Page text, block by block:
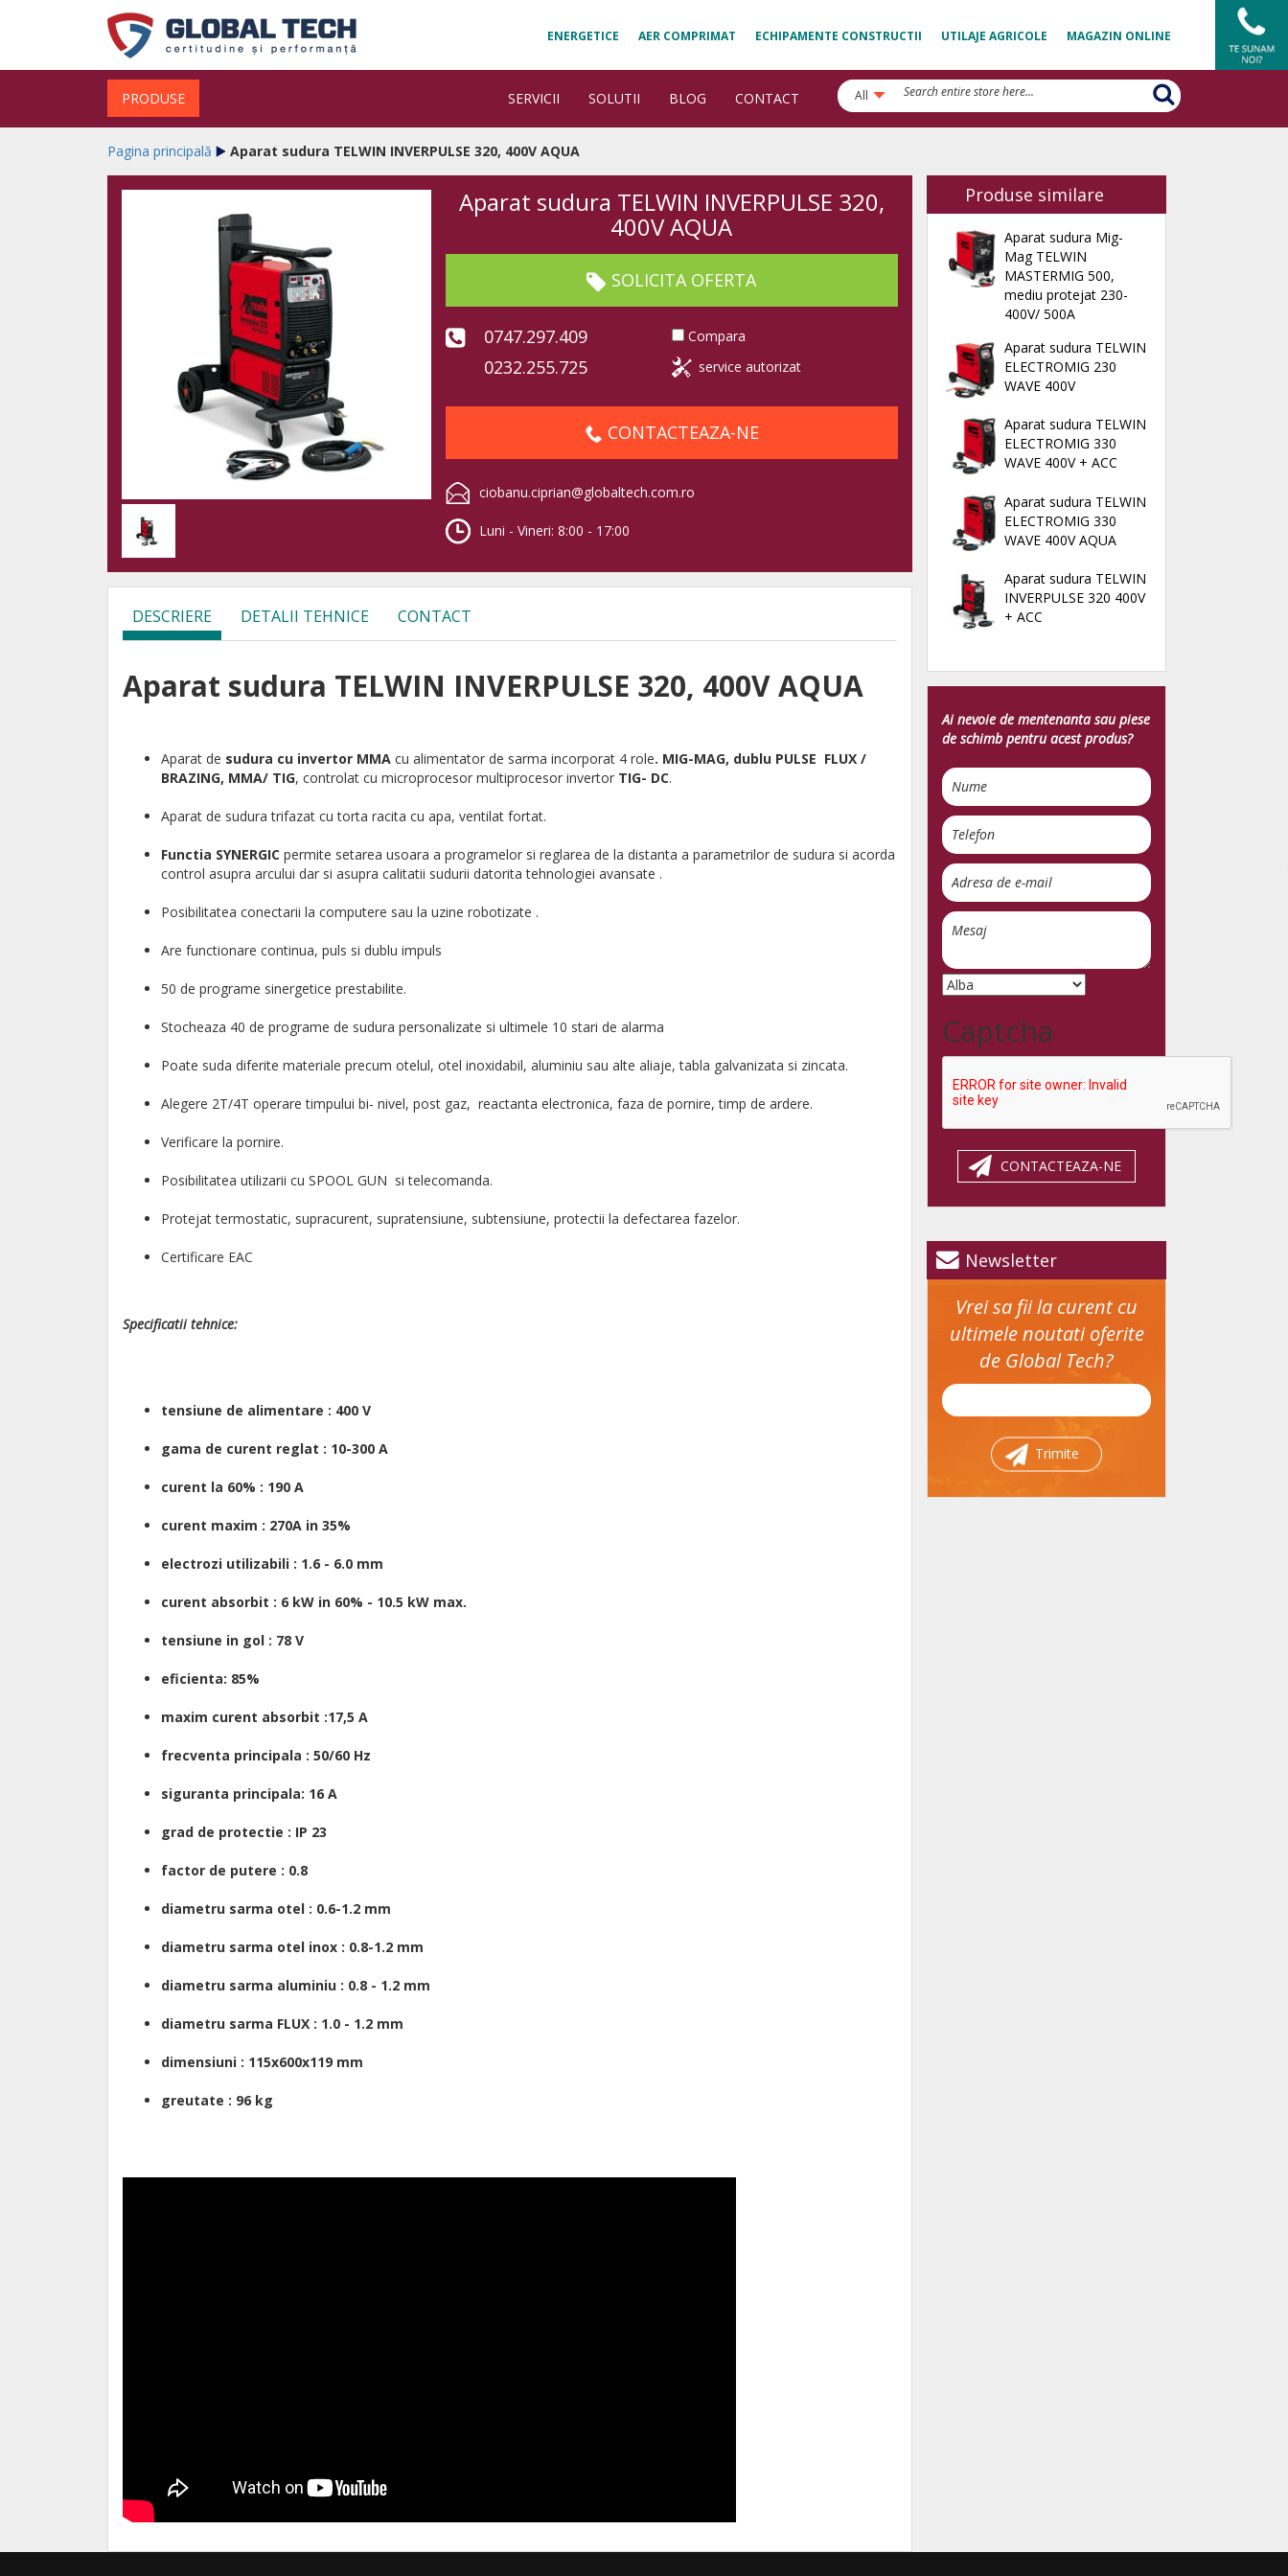
ENERGETICE AER COMPRIMAT ECHIPAMENTE CONSTRUCTII UTILAJE AGRICOLE MAGAZIN ONLINE
PRODUSE SERVICII SOLUTII BLOG CONTACT All
Pagina principală Aparat sudura TELWIN INVERPULSE 320, 400V AQUA
Aparat sudura TELWIN INVERPULSE 320,
400V AQUA
SOLICITA OFERTA
0747.297.409
0232.255.725
Compara
service autorizat
CONTACTEAZA-NE
ciobanu.ciprian@globaltech.com.ro
Luni - Vineri: 8:00 - 17:00
DESCRIERE DETALII TEHNICE CONTACT
Aparat sudura TELWIN INVERPULSE 320, 400V AQUA
Aparat de sudura cu invertor MMA cu alimentator de sarma incorporat 4 role. MIG-MAG, dublu PULSE FLUX /
BRAZING, MMA/ TIG, controlat cu microprocesor multiprocesor invertor TIG- DC.
Aparat de sudura trifazat cu torta racita cu apa, ventilat fortat.
Functia SYNERGIC permite setarea usoara a programelor si reglarea de la distanta a parametrilor de sudura si acorda
control asupra arcului dar si asupra calitatii sudurii datorita tehnologiei avansate .
Posibilitatea conectarii la computere sau la uzine robotizate .
Are functionare continua, puls si dublu impuls
50 de programe sinergetice prestabilite.
Stocheaza 40 de programe de sudura personalizate si ultimele 10 stari de alarma
Poate suda diferite materiale precum otelul, otel inoxidabil, aluminiu sau alte aliaje, tabla galvanizata si zincata.
Alegere 2T/4T operare timpului bi- nivel, post gaz, reactanta electronica, faza de pornire, timp de ardere.
Verificare la pornire.
Posibilitatea utilizarii cu SPOOL GUN si telecomanda.
Protejat termostatic, supracurent, supratensiune, subtensiune, protectii la defectarea fazelor.
Certificare EAC
Specificatii tehnice:
tensiune de alimentare : 400 V
gama de curent reglat : 10-300 A
curent la 60% : 190 A
curent maxim : 270A in 35%
electrozi utilizabili : 1.6 - 6.0 mm
curent absorbit : 6 kW in 60% - 10.5 kW max.
tensiune in gol : 78 V
eficienta: 85%
maxim curent absorbit :17,5 A
frecventa principala : 50/60 Hz
siguranta principala: 16 A
grad de protectie : IP 23
factor de putere : 0.8
diametru sarma otel : 0.6-1.2 mm
diametru sarma otel inox : 0.8-1.2 mm
diametru sarma aluminiu : 0.8 - 1.2 mm
diametru sarma FLUX : 1.0 - 1.2 mm
dimensiuni : 115x600x119 mm
greutate : 96 kg
Produse similare
Aparat sudura Mig-
Mag TELWIN
MASTERMIG 500,
mediu protejat 230-
400V/ 500A
Aparat sudura TELWIN
ELECTROMIG 230
WAVE 400V
Aparat sudura TELWIN
ELECTROMIG 330
WAVE 400V + ACC
Aparat sudura TELWIN
ELECTROMIG 330
WAVE 400V AQUA
Aparat sudura TELWIN
INVERPULSE 320 400V
+ ACC
Ai nevoie de mentenanta sau piese
de schimb pentru acest produs?
Captcha
CONTACTEAZA-NE
Newsletter
Vrei sa fii la curent cu
ultimele noutati oferite
de Global Tech?
Trimite